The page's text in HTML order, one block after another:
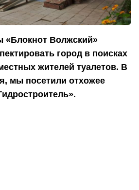
«Блокнот Волжский»
город в поисках
жителей туалетов. В
мы посетили отхожее